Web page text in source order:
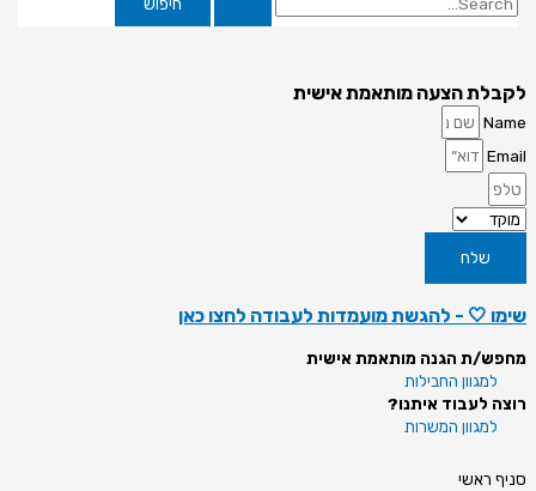
לקבלת הצעה מותאמת אישית
Name
Email
שלח
שימו 🤍 - להגשת מועמדות לעבודה לחצו כאן
מחפש/ת הגנה מותאמת אישית
למגוון החבילות
רוצה לעבוד איתנו?
למגוון המשרות
סניף ראשי